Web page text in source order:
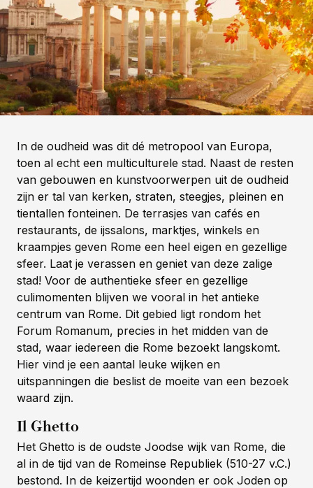
In de oudheid was dit dé metropool van Europa,
toen al echt een multiculturele stad. Naast de resten
van gebouwen en kunstvoorwerpen uit de oudheid
zijn er tal van kerken, straten, steegjes, pleinen en
tientallen fonteinen. De terrasjes van cafés en
restaurants, de ijssalons, marktjes, winkels en
kraampjes geven Rome een heel eigen en gezellige
sfeer. Laat je verassen en geniet van deze zalige
stad! Voor de authentieke sfeer en gezellige
culimomenten blijven we vooral in het antieke
centrum van Rome. Dit gebied ligt rondom het
Forum Romanum, precies in het midden van de
stad, waar iedereen die Rome bezoekt langskomt.
Hier vind je een aantal leuke wijken en
uitspanningen die beslist de moeite van een bezoek
waard zijn.
Il Ghetto
Het Ghetto is de oudste Joodse wijk van Rome, die
al in de tijd van de Romeinse Republiek (510-27 v.C.)
bestond. In de keizertijd woonden er ook Joden op